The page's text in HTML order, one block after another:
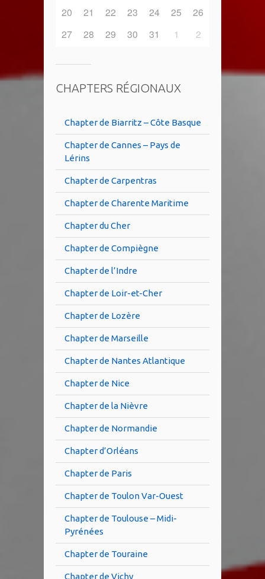
20
21 22 23 24 25
26
27
28 29 30 31 1 2
CHAPTERS RÉGIONAUX
Chapter de Biarritz – Côte Basque
Chapter de Cannes – Pays de
Lérins
Chapter de Carpentras
Chapter de Charente Maritime
Chapter du Cher
Chapter de Compiègne
Chapter de l’Indre
Chapter de Loir-et-Cher
Chapter de Lozère
Chapter de Marseille
Chapter de Nantes Atlantique
Chapter de Nice
Chapter de la Nièvre
Chapter de Normandie
Chapter d’Orléans
Chapter de Paris
Chapter de Toulon Var-Ouest
Chapter de Toulouse – Midi-
Pyrénées
Chapter de Touraine
Chapter de Vichy